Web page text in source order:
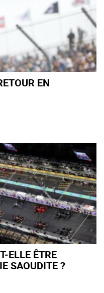
EN
ELLE ÊTRE
SAOUDITE ?